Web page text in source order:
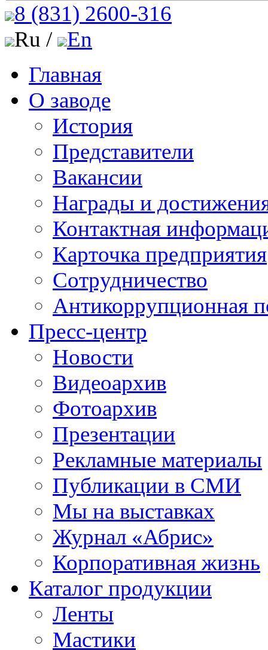
8 (831) 2600-316
Ru /
En
Главная
О заводе
История
Представители
Вакансии
Награды и
Контактная
Карточка предприятия
Сотрудничество
Антикоррупционная
Пресс-центр
Новости
Видеоархив
Фотоархив
Презентации
Рекламные материалы
Публикации в СМИ
Мы на выставках
Журнал «Абрис»
Корпоративная жизнь
Каталог продукции
Ленты
Мастики